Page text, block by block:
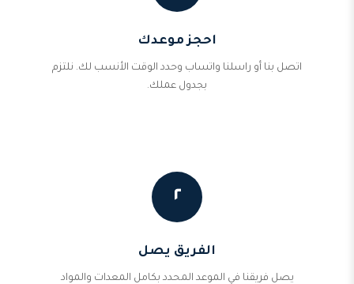
احجز موعدك
اتصل بنا أو راسلنا واتساب وحدد الوقت الأنسب لك. نلتزم
بجدول عملك.
٢
الفريق يصل
يصل فريقنا في الموعد المحدد بكامل المعدات والمواد